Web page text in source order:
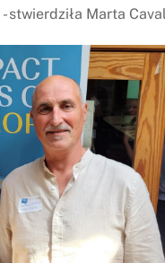
- stwierdziła Marta